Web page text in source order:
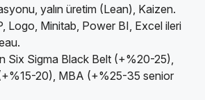
yalın üretim (Lean), Kaizen.
Logo, Minitab, Power BI, Excel ileri
Six Sigma Black Belt (+%20-25),
20), MBA (+%25-35 senior